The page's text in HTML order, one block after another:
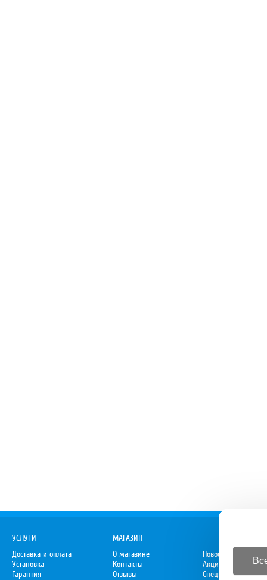
УСЛУГИ
Доставка и оплата
Установка
Гарантия
МАГАЗИН
О магазине
Контакты
Отзывы
Новости
Акции
Спецпредложения